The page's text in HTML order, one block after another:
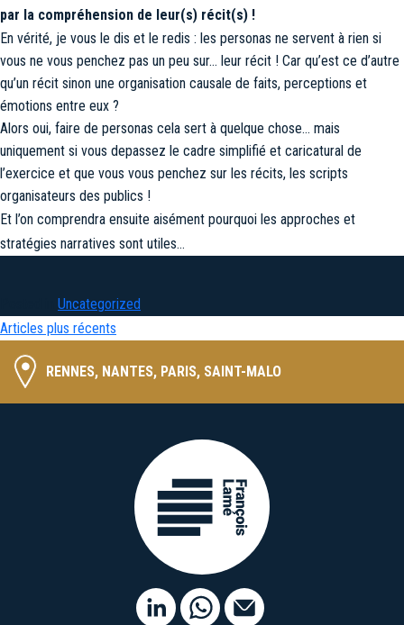
par la compréhension de leur(s) récit(s) !
En vérité, je vous le dis et le redis : les personas ne servent à rien si
vous ne vous penchez pas un peu sur… leur récit ! Car qu’est ce d’autre
qu’un récit sinon une organisation causale de faits, perceptions et
émotions entre eux ?
Alors oui, faire de personas cela sert à quelque chose… mais
uniquement si vous depassez le cadre simplifié et caricatural de
l’exercice et que vous vous penchez sur les récits, les scripts
organisateurs des publics !
Et l’on comprendra ensuite aisément pourquoi les approches et
stratégies narratives sont utiles…
Uncategorized
Navigation
articles
Articles plus récents
RENNES, NANTES, PARIS, SAINT-MALO